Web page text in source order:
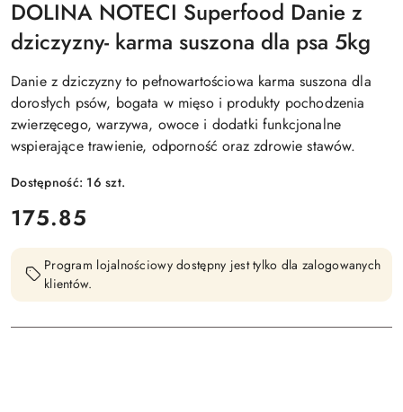
DOLINA NOTECI Superfood Danie z
dziczyzny- karma suszona dla psa 5kg
Danie z dziczyzny to pełnowartościowa karma suszona dla
dorosłych psów, bogata w mięso i produkty pochodzenia
zwierzęcego, warzywa, owoce i dodatki funkcjonalne
wspierające trawienie, odporność oraz zdrowie stawów.
Dostępność: 16szt.
cena:
175.85
Program lojalnościowy dostępny jest tylko dla zalogowanych
klientów.